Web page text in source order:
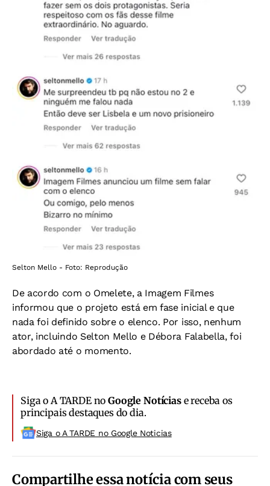
Selton Mello - Foto: Reprodução
De acordo com o Omelete, a Imagem Filmes
informou que o projeto está em fase inicial e que
nada foi definido sobre o elenco. Por isso, nenhum
ator, incluindo Selton Mello e Débora Falabella, foi
abordado até o momento.
Siga o A TARDE noGoogle Notíciase receba os
principais destaques do dia.
Siga o A TARDE no Google Noticias
Compartilhe essa notícia com seus